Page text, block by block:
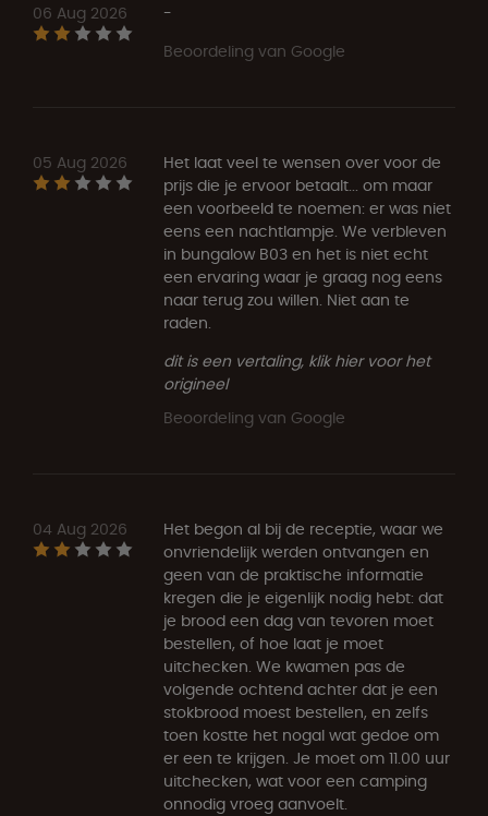
06 Aug 2026
-
Beoordeling van Google
05 Aug 2026
Het laat veel te wensen over voor de
prijs die je ervoor betaalt... om maar
een voorbeeld te noemen: er was niet
eens een nachtlampje. We verbleven
in bungalow B03 en het is niet echt
een ervaring waar je graag nog eens
naar terug zou willen. Niet aan te
raden.
dit is een vertaling, klik hier voor het
origineel
Beoordeling van Google
04 Aug 2026
Het begon al bij de receptie, waar we
onvriendelijk werden ontvangen en
geen van de praktische informatie
kregen die je eigenlijk nodig hebt: dat
je brood een dag van tevoren moet
bestellen, of hoe laat je moet
uitchecken. We kwamen pas de
volgende ochtend achter dat je een
stokbrood moest bestellen, en zelfs
toen kostte het nogal wat gedoe om
er een te krijgen. Je moet om 11.00 uur
uitchecken, wat voor een camping
onnodig vroeg aanvoelt.